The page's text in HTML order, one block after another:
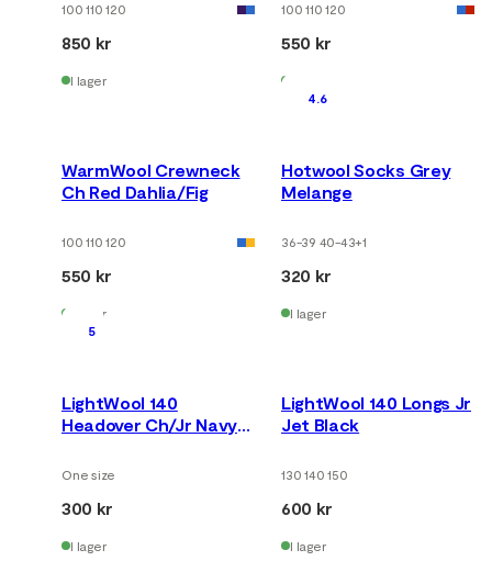
100 110 120
850 kr
I lager
100 110 120
550 kr
WarmWool Crewneck
Ch Red Dahlia/Fig
100 110 120
550 kr
I lager
4.6
Hotwool Socks Grey
Melange
36-39 40-43+1
320 kr
I lager
5
LightWool 140
Headover Ch/Jr Navy
One size
300 kr
I lager
LightWool 140 Longs Jr
Jet Black
130 140 150
600 kr
I lager